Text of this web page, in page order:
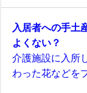
入居者への手土
よくない？
介護施設に入所
わった花などを